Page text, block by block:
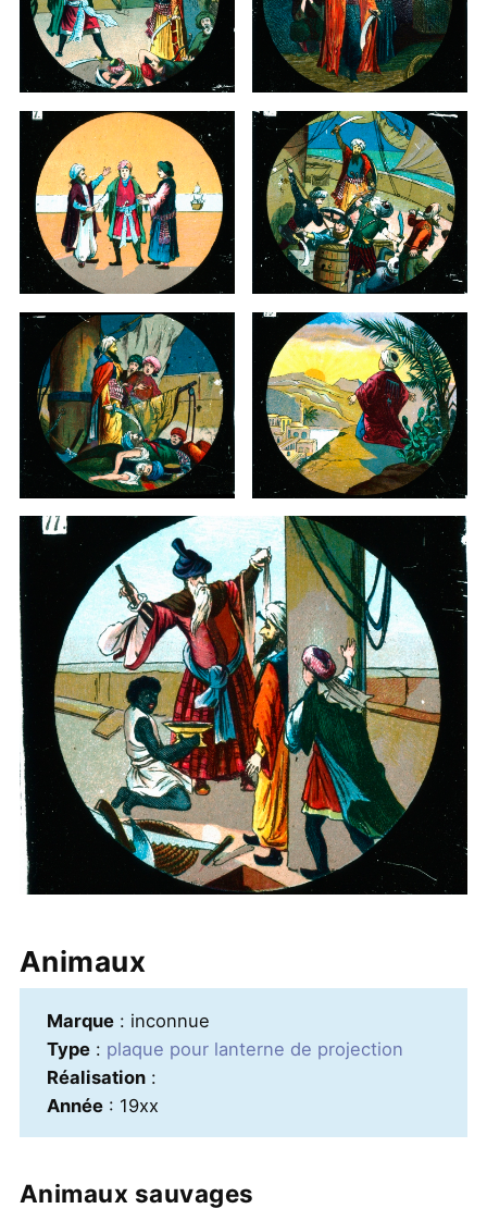
Animaux
Marque: inconnue
Type: plaque pour lanterne de projection
Réalisation:
Année: 19xx
Animaux sauvages